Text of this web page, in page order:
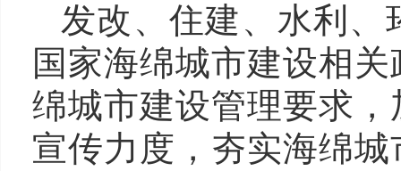
发改、住建、水利、
国家海绵城市建设相
绵城市建设管理要求
宣传力度，夯实海绵